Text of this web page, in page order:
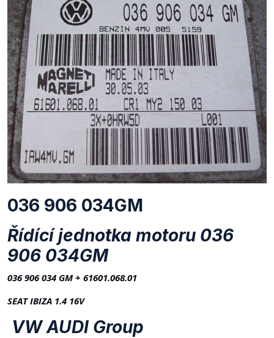
036 906 034GM
Řídící jednotka motoru 036
906 034GM
036 906 034 GM + 61601.068.01
SEAT IBIZA 1.4 16V
VW AUDI Group